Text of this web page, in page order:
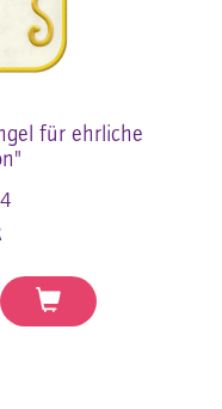
für ehrliche